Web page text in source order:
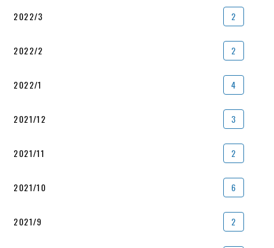
2022/3 2
2022/2 2
2022/1 4
2021/12 3
2021/11 2
2021/10 6
2021/9 2